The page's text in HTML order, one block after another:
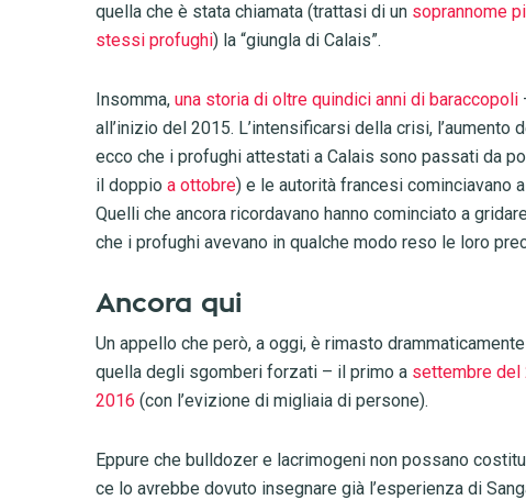
quella che è stata chiamata (trattasi di un soprannome
stessi profughi) la “giungla di Calais”.
Insomma, una storia di oltre quindici anni di baraccopoli
all’inizio del 2015. L’intensificarsi della crisi,
ecco che i profughi attestati a Calais sono passati da
il doppio a ottobre) e le autorità francesi cominciavano
Quelli che ancora ricordavano hanno cominciato a
che i profughi avevano in qualche modo reso le loro
Ancora qui
Un appello che però, a oggi, è rimasto
quella degli sgomberi forzati – il primo a settembre del
2016 (con l’evizione di migliaia di persone).
Eppure che bulldozer e lacrimogeni non possano
ce lo avrebbe dovuto insegnare già l’esperienza di